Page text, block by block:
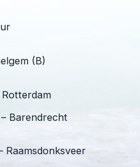
(B)
Barendrecht
Raamsdonksveer